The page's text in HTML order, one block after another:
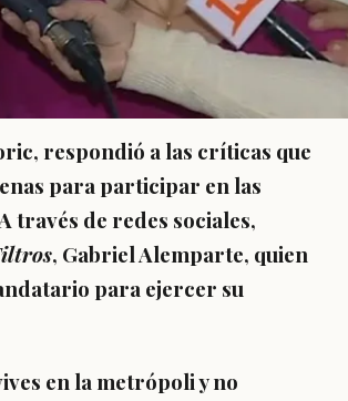
respondió a las críticas que
para participar en las
través de redes sociales,
, Gabriel Alemparte, quien
para ejercer su
en la metrópoli y no